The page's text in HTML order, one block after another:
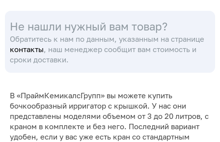
623 956) (Simax)
623 966) (Simax)
Не нашли нужный вам товар?
Обратитесь к нам по данным, указанным на странице
контакты, наш менеджер сообщит вам стоимость и
сроки доставки.
В «ПраймКемикалсГрупп» вы можете купить
бочкообразный ирригатор с крышкой. У нас они
представлены моделями объемом от 3 до 20 литров, с
краном в комплекте и без него. Последний вариант
удобен, если у вас уже есть кран со стандартным